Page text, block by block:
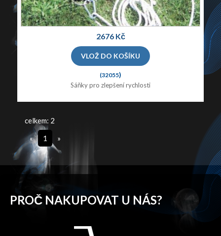
2676 Kč
(32055)
Sáňky pro zlepšení rychlosti
celkem: 2
«
1 »
PROČ NAKUPOVAT U NÁS?